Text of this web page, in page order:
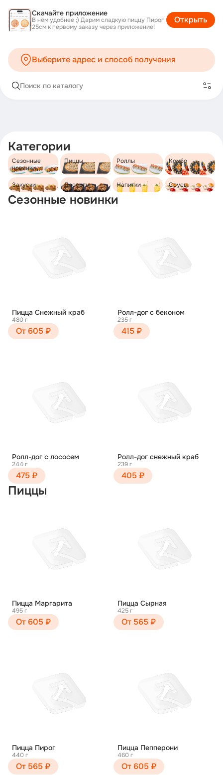
Скачайте приложение
В нём удобнее ;) Дарим сладкую пиццу Пирог
25см к первому заказу через приложение!
Открыть
Выберите адрес и способ получения
Поиск по каталогу
Категории
Сезонные
новинки
Пиццы Роллы Комбо
Закуски Десерты Напитки Соусы
Сезонные новинки
Пицца Снежный краб
480 г
От 605 ₽
Ролл-дог с беконом
235 г
415 ₽
Ролл-дог с лососем
244 г
475 ₽
Ролл-дог снежный краб
239 г
405 ₽
Пиццы
Пицца Маргарита
495 г
От 605 ₽
Пицца Сырная
425 г
От 565 ₽
Пицца Пирог
440 г
От 565 ₽
Пицца Пепперони
460 г
От 605 ₽